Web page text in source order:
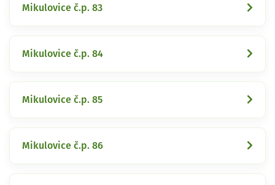
Mikulovice č.p. 83
Mikulovice č.p. 84
Mikulovice č.p. 85
Mikulovice č.p. 86